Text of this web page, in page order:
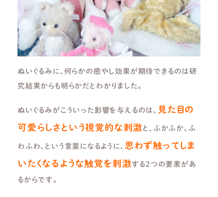
ぬいぐるみに、何らかの癒やし効果が期待できるのは研
究結果からも明らかだとわかりました。
ぬいぐるみがこういった影響を与えるのは、 見た目の
可愛らしさという視覚的な刺激と、ふかふか、ふ
わふわ、という言葉になるように、 思わず触ってしま
いたくなるような触覚を刺激する２つの要素があ
るからです。